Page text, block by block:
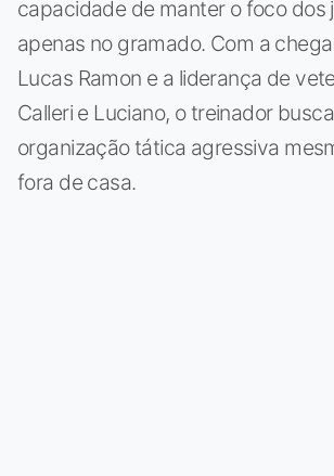
capacidade de manter o foco dos
apenas no gramado. Com a
Lucas Ramon e a liderança de
Calleri e Luciano, o treinador
organização tática agressiva
fora de casa.